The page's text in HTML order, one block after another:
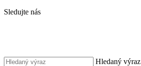
Sledujte nás
Hledaný výraz